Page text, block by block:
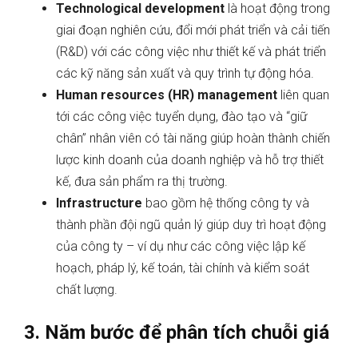
Technological development là hoạt động trong
giai đoạn nghiên cứu, đổi mới phát triển và cải tiến
(R&D) với các công việc như thiết kế và phát triển
các kỹ năng sản xuất và quy trình tự động hóa.
Human resources (HR) management liên quan
tới các công việc tuyển dụng, đào tạo và “giữ
chân” nhân viên có tài năng giúp hoàn thành chiến
lược kinh doanh của doanh nghiệp và hỗ trợ thiết
kế, đưa sản phẩm ra thị trường.
Infrastructure bao gồm hệ thống công ty và
thành phần đội ngũ quản lý giúp duy trì hoạt động
của công ty – ví dụ như các công việc lập kế
hoạch, pháp lý, kế toán, tài chính và kiểm soát
chất lượng.
3. Năm bước để phân tích chuỗi giá